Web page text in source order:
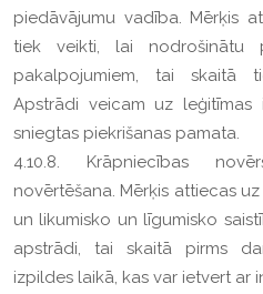
piedāvājumu vadība. Mērķis
tiek veikti, lai nodrošinātu
pakalpojumiem, tai skaitā
Apstrādi veicam uz
sniegtas piekrišanas pamata.
4.10.8. Krāpniecības
novērtēšana. Mērķis attiecas
un likumisko un līgumisko
apstrādi, tai skaitā pirms
izpildes laikā, kas var ietvert ar